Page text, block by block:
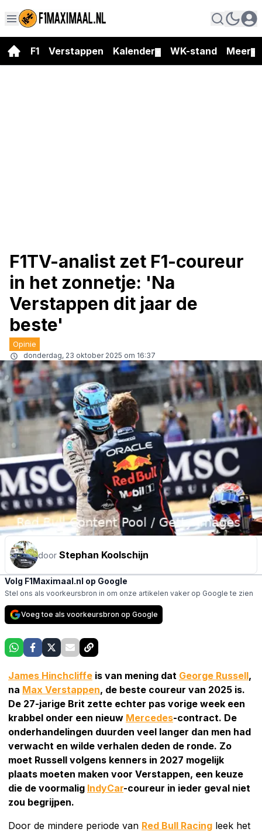
F1 Verstappen Kalender WK-stand Meer
F1TV-analist zet F1-coureur
in het zonnetje: 'Na
Verstappen dit jaar de
beste'
Opinie
donderdag, 23 oktober 2025 om 16:37
door Stephan Koolschijn
Volg F1Maximaal.nl op Google
Stel ons als voorkeursbron in om onze artikelen vaker op Google te zien
Voeg toe als voorkeursbron op Google
James Hinchcliffe is van mening dat George Russell,
na Max Verstappen, de beste coureur van 2025 is.
De 27-jarige Brit zette echter pas vorige week een
krabbel onder een nieuw Mercedes-contract. De
onderhandelingen duurden veel langer dan men had
verwacht en wilde verhalen deden de ronde. Zo
moet Russell volgens kenners in 2027 mogelijk
plaats moeten maken voor Verstappen, een keuze
die de voormalig IndyCar-coureur in ieder geval niet
zou begrijpen.
Door de mindere periode van Red Bull Racing leek het